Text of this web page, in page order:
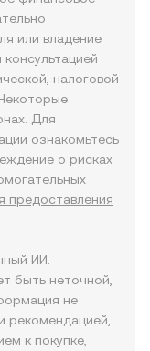
или владение
налоговой
Для
ознакомьтесь
о рисках
предоставления
ИИ.
быть неточной,
не
рекомендацией,
к покупке,